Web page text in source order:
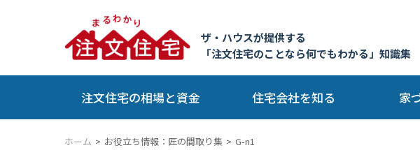
ザ・ハウスが提供する
「注文住宅のことなら何でもわかる」知識集
注文住宅の相場と資金 住宅会社を知る 家
ホーム お役立ち情報：匠の間取り集 G-n1